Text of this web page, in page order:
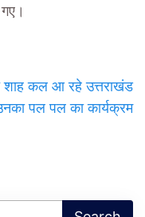
शाह कल आ रहे उत्तराखंड
पल पल का कार्यक्रम